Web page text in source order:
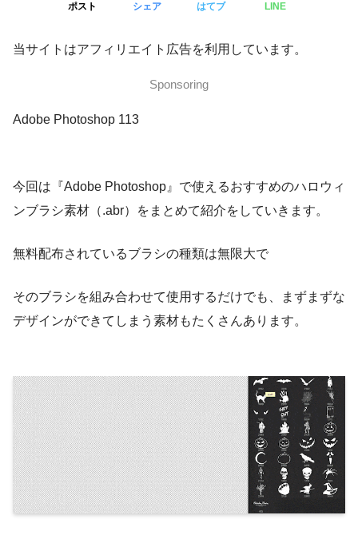
ポスト シェア はてブ LINE
当サイトはアフィリエイト広告を利用しています。
Sponsoring
Adobe Photoshop 113
今回は『Adobe Photoshop』で使えるおすすめのハロウィ
ンブラシ素材（.abr）をまとめて紹介をしていきます。
無料配布されているブラシの種類は無限大で
そのブラシを組み合わせて使用するだけでも、まずまずな
デザインができてしまう素材もたくさんあります。